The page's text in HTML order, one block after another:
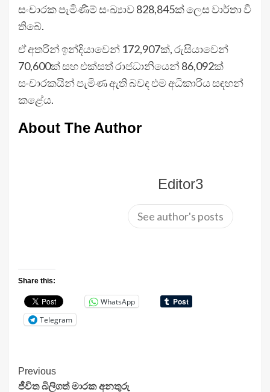
සංචාරක පැමිණීම් සංඛ්‍යාව 828,845ක් ලෙස වාර්තා වී
තිබේ.
ඒ අතරින් ඉන්දියාවෙන් 172,907ක්, රුසියාවෙන්
70,600ක් සහ එක්සත් රාජධානියෙන් 86,092ක්
සංචාරකයින් පැමිණ ඇති බවද එම අධිකාරිය සඳහන්
කළේය.
About The Author
Editor3
See author's posts
Share this:
WhatsApp
Telegram
Continue
Previous
ජීවිත බිලිගත් මාරක අනතුරු